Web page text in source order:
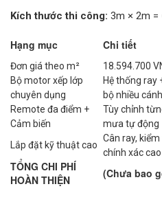
Kích thước thi công: 3m × 2m =
Hạng mục Chi tiết
Đơn giá theo m² 18.594.700
Bộ motor xếp lớp
chuyên dụng
Hệ thống ray
bộ nhiều cánh
Remote đa điểm +
Cảm biến
Tùy chỉnh
mưa tự động
Lắp đặt kỹ thuật cao
Cân ray,
chính xác cao
TỔNG CHI PHÍ
HOÀN THIỆN
(Chưa bao